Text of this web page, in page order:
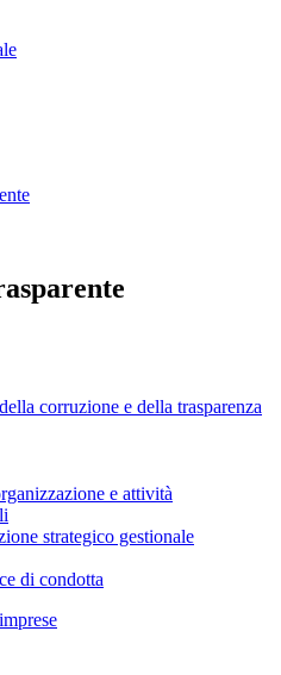
corruzione e della trasparenza
e attività
strategico gestionale
di condotta